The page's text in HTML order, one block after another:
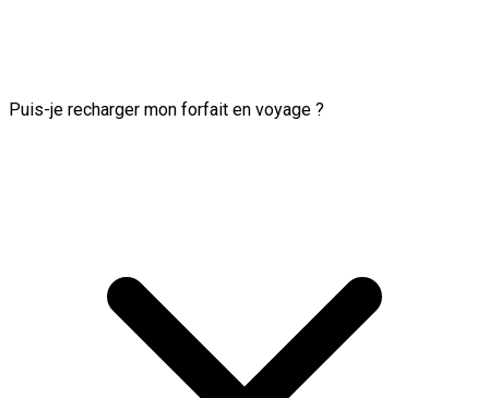
Puis-je recharger mon forfait en voyage ?